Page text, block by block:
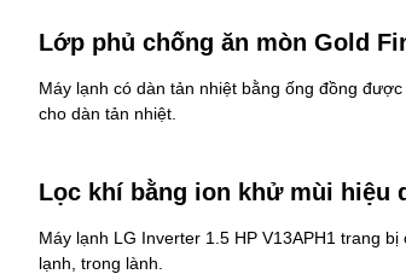
Lớp phủ chống ăn mòn Gold
Máy lạnh có dàn tản nhiệt bằng ống đồng
cho dàn tản nhiệt.
Lọc khí bằng ion khử mùi hiệu
Máy lạnh LG Inverter 1.5 HP V13APH1 trang
lạnh, trong lành.